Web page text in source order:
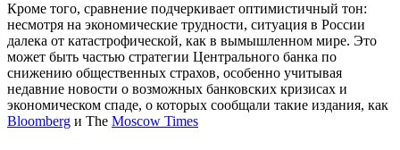
Кроме того, сравнение подчеркивает оптимистичный тон:
несмотря на экономические трудности, ситуация в России
далека от катастрофической, как в вымышленном мире. Это
может быть частью стратегии Центрального банка по
снижению общественных страхов, особенно учитывая
недавние новости о возможных банковских кризисах и
экономическом спаде, о которых сообщали такие издания, как
Bloomberg и The Moscow Times